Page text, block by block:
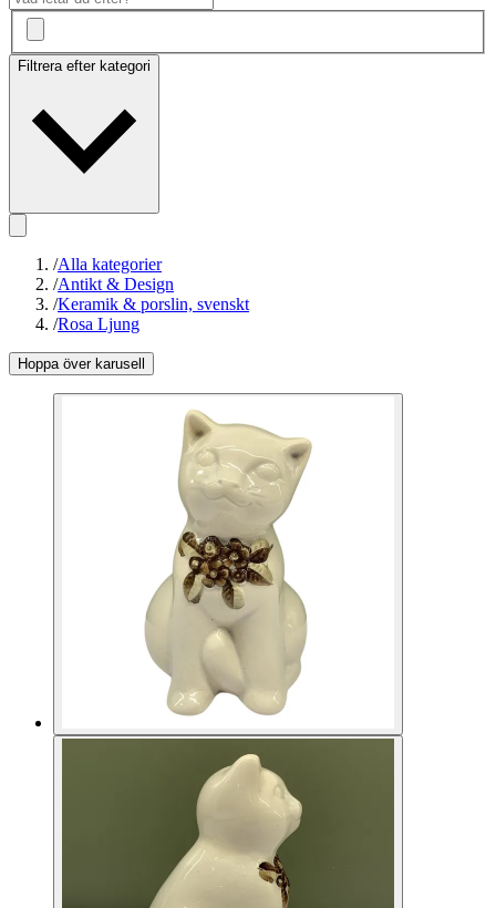
Filtrera efter kategori
/Alla kategorier
/Antikt & Design
/Keramik & porslin, svenskt
/Rosa Ljung
Hoppa över karusell